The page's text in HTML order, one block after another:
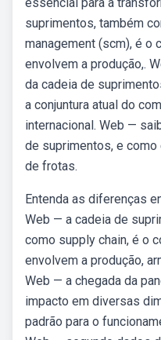
suprimentos, também
management (scm), é o
envolvem a produção,.
da cadeia de
a conjuntura atual do
internacional. Web —
de suprimentos, e
de frotas.
Entenda as diferenças
Web — a cadeia de
como supply chain, é o
envolvem a produção,
Web — a chegada da
impacto em diversas
padrão para o